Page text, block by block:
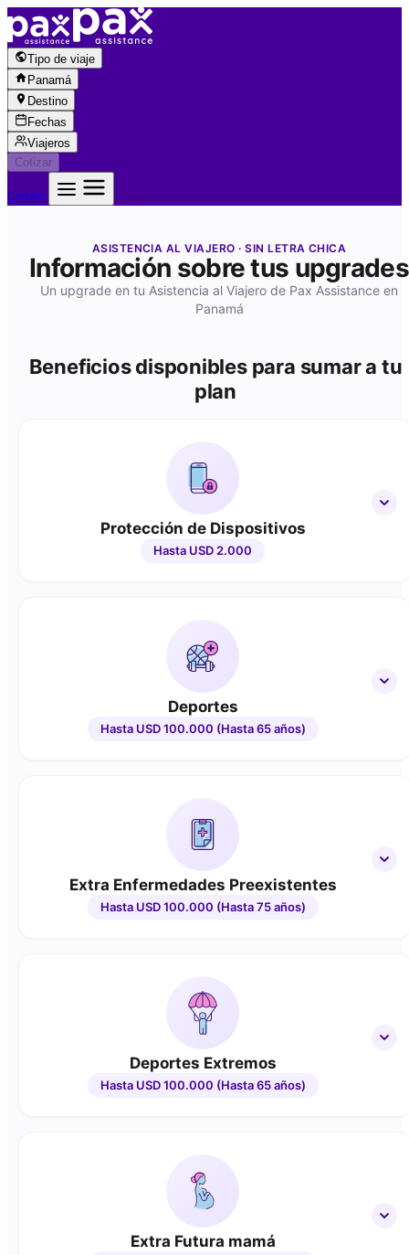
Saltar al contenido
Tipo de viaje
Panamá
Destino
Fechas
Viajeros
Cotizar
Cotizar
ASISTENCIA AL VIAJERO · SIN LETRA CHICA
Información sobre tus upgrades
Un upgrade en tu Asistencia al Viajero de Pax Assistance en
Panamá
Beneficios disponibles para sumar a tu
plan
Protección de Dispositivos
Hasta USD 2.000
Deportes
Hasta USD 100.000 (Hasta 65 años)
Extra Enfermedades Preexistentes
Hasta USD 100.000 (Hasta 75 años)
Deportes Extremos
Hasta USD 100.000 (Hasta 65 años)
Extra Futura mamá